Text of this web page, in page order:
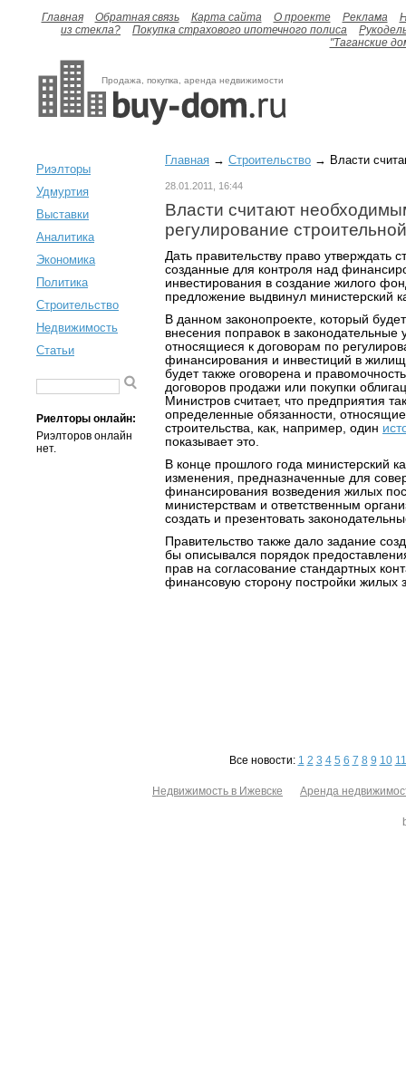
Главная Обратная связь Карта сайта О проекте Реклама
из стекла?
Покупка страхового ипотечного полиса
"Таганские
Продажа, покупка, аренда недвижимости
Риэлторы
Удмуртия
Выставки
Аналитика
Экономика
Политика
Строительство
Недвижимость
Статьи
Риелторы онлайн:
Риэлторов онлайн
нет.
Главная → Строительство → Власти
28.01.2011, 16:44
Власти считают
регулирование
Дать правительству право утверждать
созданные для контроля над
инвестирования в создание жилого
предложение выдвинул министерский
В данном законопроекте, который
внесения поправок в законодательные
относящиеся к договорам по
финансирования и инвестиций в
будет также оговорена и
договоров продажи или покупки
Министров считает, что предприятия
определенные обязанности,
строительства, как, например, один
показывает это.
В конце прошлого года министерский
изменения, предназначенные для
финансирования возведения жилых
министерствам и ответственным
создать и презентовать
Правительство также дало задание
бы описывался порядок
прав на согласование стандартных
финансовую сторону постройки жилых
Все новости: 1 2 3 4 5 6 7 8 9 10 11
Недвижимость в Ижевске Аренда